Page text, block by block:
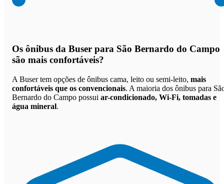
Os ônibus da Buser para São Bernardo do Campo
são mais confortáveis?
A Buser tem opções de ônibus cama, leito ou semi-leito, mais
confortáveis que os convencionais. A maioria dos ônibus para
Bernardo do Campo possui ar-condicionado, Wi-Fi, tomadas e
água mineral.